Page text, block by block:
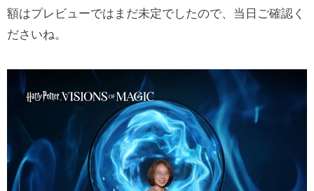
額はプレビューではまだ未定でしたので、当日ご確認く
ださいね。